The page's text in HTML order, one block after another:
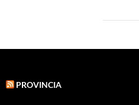
PROVINCIA